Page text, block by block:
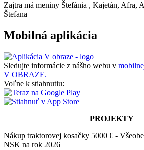
Zajtra má meniny Štefánia , Kajetán, Afra,
Štefana
Mobilná aplikácia
Sledujte informácie z nášho webu v
V OBRAZE.
Voľne k stiahnutiu:
PROJEKTY
Nákup traktorovej kosačky 5000 € -
NSK na rok 2026